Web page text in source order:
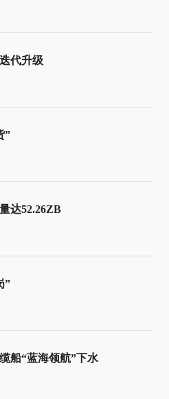
代升级
”
达52.26ZB
”
船“蓝海领航”下水